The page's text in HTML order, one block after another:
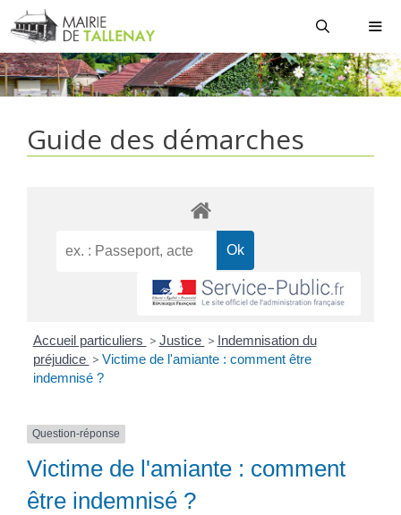
Aller
au
contenu
Guide des démarches
Accueil particuliers > Justice > Indemnisation du
préjudice > Victime de l'amiante : comment être
indemnisé ?
Question-réponse
Victime de l'amiante : comment
être indemnisé ?